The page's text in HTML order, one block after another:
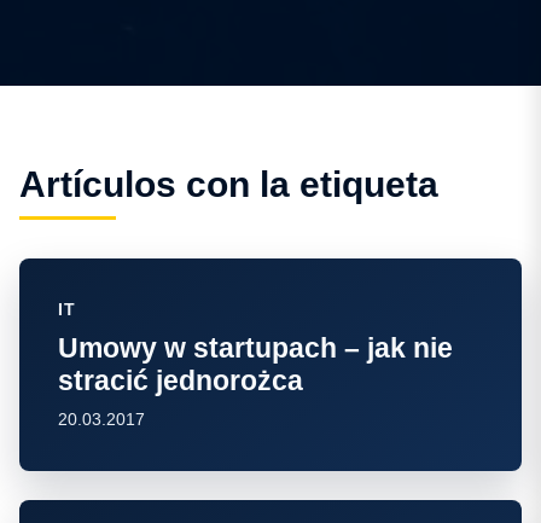
Artículos con la etiqueta
IT
Umowy w startupach – jak nie
stracić jednorożca
20.03.2017